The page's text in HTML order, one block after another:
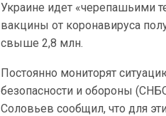
Украине идет «черепашьими
вакцины от коронавируса
свыше 2,8 млн.
Постоянно мониторят
безопасности и обороны
Соловьев сообщил, что для